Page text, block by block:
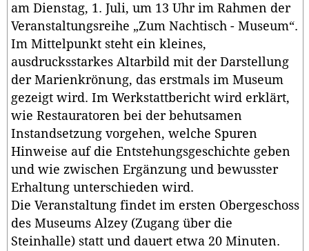
am Dienstag, 1. Juli, um 13 Uhr im Rahmen der
Veranstaltungsreihe „Zum Nachtisch - Museum“.
Im Mittelpunkt steht ein kleines,
ausdrucksstarkes Altarbild mit der Darstellung
der Marienkrönung, das erstmals im Museum
gezeigt wird. Im Werkstattbericht wird erklärt,
wie Restauratoren bei der behutsamen
Instandsetzung vorgehen, welche Spuren
Hinweise auf die Entstehungsgeschichte geben
und wie zwischen Ergänzung und bewusster
Erhaltung unterschieden wird.
Die Veranstaltung findet im ersten Obergeschoss
des Museums Alzey (Zugang über die
Steinhalle) statt und dauert etwa 20 Minuten.